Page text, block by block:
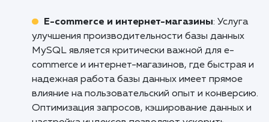
улучшению вашего бизнеса.
Кому подходит данный продукт?
Веб-разработчики и агентства: Услуга
улучшения производительности базы